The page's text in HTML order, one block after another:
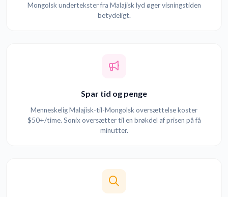
Mongolsk undertekster fra Malajisk lyd øger visningstiden
betydeligt.
Spar tid og penge
Menneskelig Malajisk-til-Mongolsk oversættelse koster
$50+/time. Sonix oversætter til en brøkdel af prisen på få
minutter.